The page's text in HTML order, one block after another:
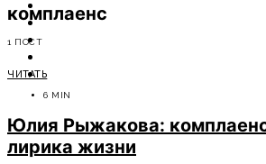
КРАСОТА
МОДА
СОВЕТЫ ЭКСПЕРТОВ
комплаенс
1 ПОСТ
ЧИТАТЬ
6 MIN
Юлия Рыжакова:
лирика жизни